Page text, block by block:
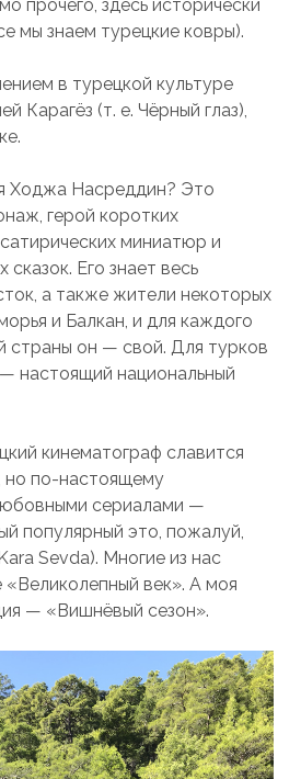
прочего, здесь исторически
мы знаем турецкие ковры).
в турецкой культуре
Карагёз (т. е. Чёрный глаз),
Ходжа Насреддин? Это
герой коротких
миниатюр и
Его знает весь
а также жители некоторых
и Балкан, и для каждого
страны он — свой. Для турков
настоящий национальный
кинематограф славится
но по-настоящему
сериалами —
популярный это, пожалуй,
Sevda). Многие из нас
век». А моя
— «Вишнёвый сезон».